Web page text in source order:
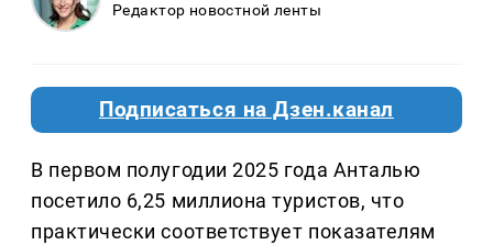
Редактор новостной ленты
Подписаться на Дзен.канал
В первом полугодии 2025 года Анталью
посетило 6,25 миллиона туристов, что
практически соответствует показателям